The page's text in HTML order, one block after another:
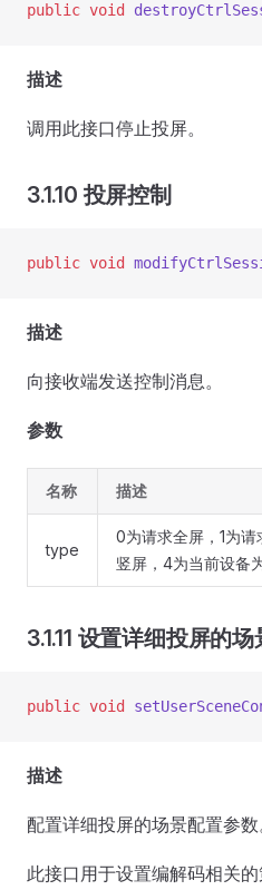
public void
描述
调用此接口停止投屏。
3.1.10 投屏控制
public void
描述
向接收端发送控制消息。
参数
名称 描述
type
0为请求全屏，1为
竖屏，4为当前设备
3.1.11 设置详细投屏的
public void
描述
配置详细投屏的场景配置参数
此接口用于设置编解码相关